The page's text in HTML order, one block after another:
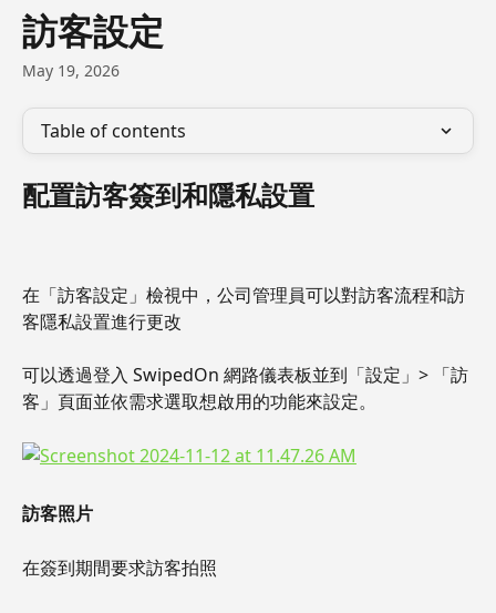
Skip to main content
訪客設定
May 19, 2026
Table of contents
配置訪客簽到和隱私設置
在「訪客設定」檢視中，公司管理員可以對訪客流程和訪
客隱私設置進行更改
可以透過登入 SwipedOn 網路儀表板並到「設定」> 「訪
客」頁面並依需求選取想啟用的功能來設定。
訪客照片
在簽到期間要求訪客拍照